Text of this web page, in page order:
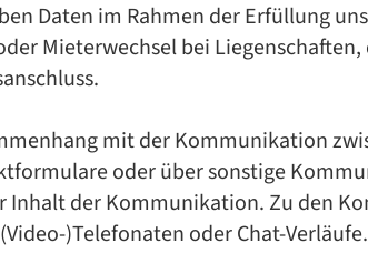
Da­ten im Rah­men der Er­fül­lung
Mie­ter­wech­sel bei
mit der Kom­mu­ni­ka­ti­on
oder über sons­ti­ge
In­halt der Kom­mu­ni­ka­ti­on. Zu den
)Te­le­fo­na­ten oder Chat-Ver­läu­fe.